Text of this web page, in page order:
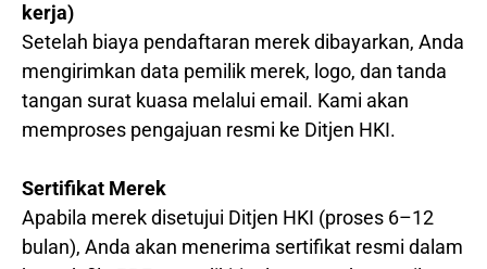
kerja)
Setelah biaya pendaftaran merek dibayarkan, Anda
mengirimkan data pemilik merek, logo, dan tanda
tangan surat kuasa melalui email. Kami akan
memproses pengajuan resmi ke Ditjen HKI.
Sertifikat Merek
Apabila merek disetujui Ditjen HKI (proses 6–12
bulan), Anda akan menerima sertifikat resmi dalam